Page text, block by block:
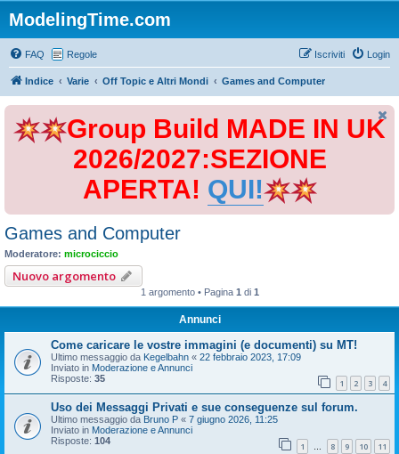
ModelingTime.com
FAQ Regole Login
Iscriviti
Indice Varie Off Topic e Altri Mondi Games and Computer
Group Build MADE IN UK
2026/2027:SEZIONE
APERTA! QUI!
Games and Computer
Moderatore: microciccio
Nuovo argomento
1 argomento • Pagina 1 di 1
Annunci
Come caricare le vostre immagini (e documenti) su MT!
Ultimo messaggio da Kegelbahn « 22 febbraio 2023, 17:09
Inviato in Moderazione e Annunci
Risposte: 35 1 2 3 4
Uso dei Messaggi Privati e sue conseguenze sul forum.
Ultimo messaggio da Bruno P « 7 giugno 2026, 11:25
Inviato in Moderazione e Annunci
Risposte: 104 1 … 8 9 10 11